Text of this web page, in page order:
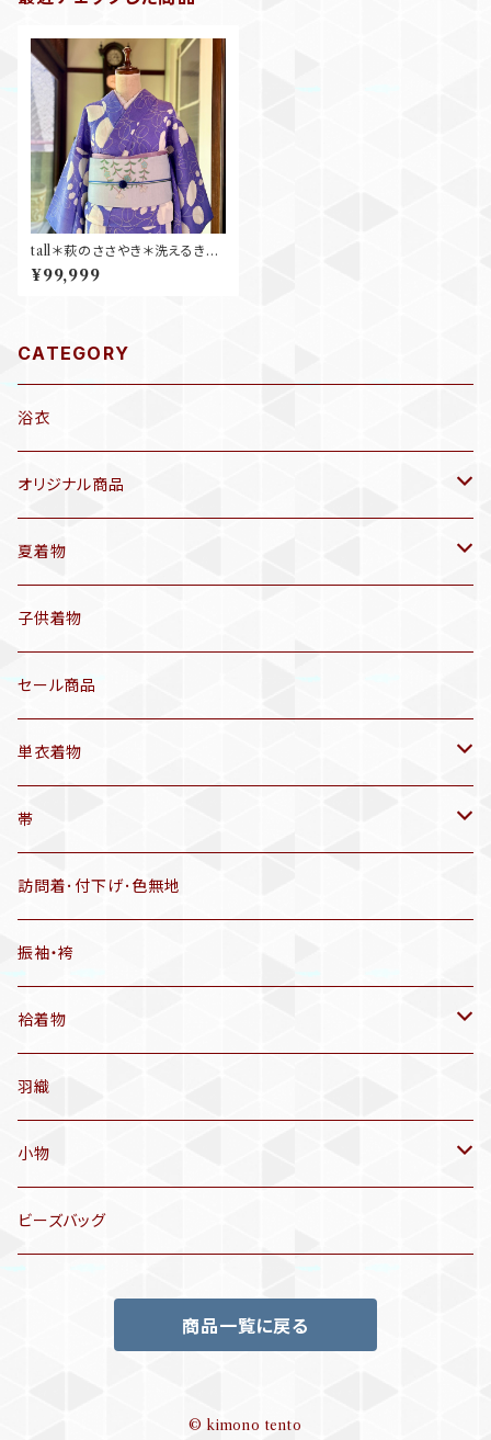
tall＊萩のささやき＊洗えるきも
の 単衣 萩 ブルー 青 天色 涼し
いきもの 夏きもの B730
¥99,999
CATEGORY
浴衣
オリジナル商品
袷着物(10〜5月頃)
セオα 着物(5〜9月頃)
三分紐
帯揚げ
羽織
半幅帯
有松絞り浴衣(6～9月頃)
夏着物
アンティーク着物
リサイクル着物
子供着物
セール商品
単衣着物
アンティーク着物
リサイクル着物
帯
リサイクル帯
アンティーク帯
アンティーク仕立てかえ帯
名古屋帯
洒落袋帯
袋帯
訪問着･付下げ･色無地
振袖・袴
袷着物
アンティーク着物
リサイクル着物
訪問着、付下げ、色無地
リサイクル色無地
羽織
小物
帯揚げ
ビーズバッグ
商品一覧に戻る
© kimono tento